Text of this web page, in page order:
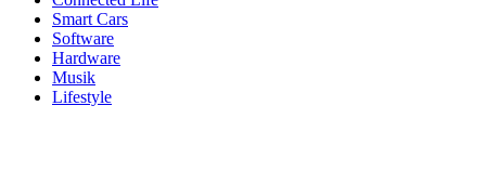
Smart Cars
Software
Hardware
Musik
Lifestyle